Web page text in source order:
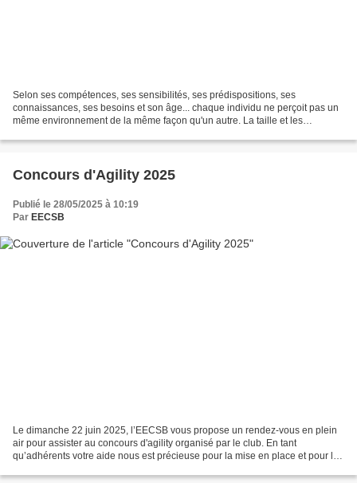
Selon ses compétences, ses sensibilités, ses prédispositions, ses
connaissances, ses besoins et son âge... chaque individu ne perçoit pas un
même environnement de la même façon qu'un autre. La taille et les
Concours d'Agility 2025
Publié le 28/05/2025 à 10:19
Par EECSB
Le dimanche 22 juin 2025, l’EECSB vous propose un rendez-vous en plein
air pour assister au concours d'agility organisé par le club. En tant
qu’adhérents votre aide nous est précieuse pour la mise en place et pour le